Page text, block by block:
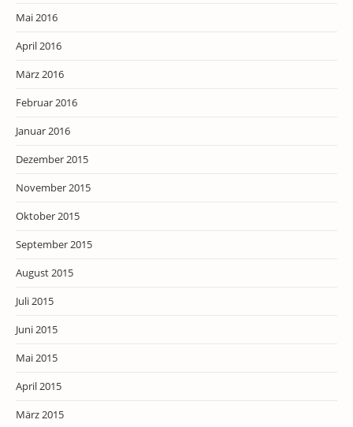
Mai 2016
April 2016
März 2016
Februar 2016
Januar 2016
Dezember 2015
November 2015
Oktober 2015
September 2015
August 2015
Juli 2015
Juni 2015
Mai 2015
April 2015
März 2015